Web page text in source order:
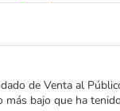
de Venta al
más bajo que ha